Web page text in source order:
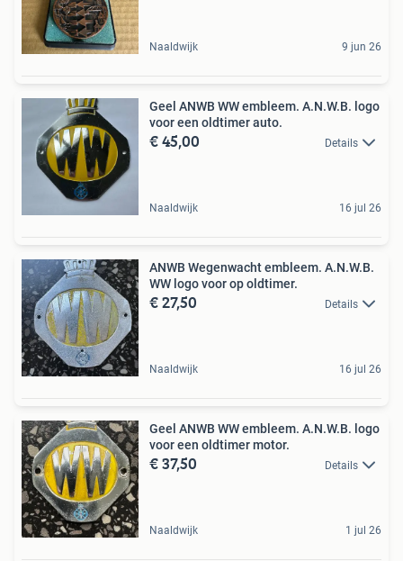
Naaldwijk 9 jun 26
Geel ANWB WW embleem. A.N.W.B. logo
voor een oldtimer auto.
€ 45,00 Details
Naaldwijk 16 jul 26
ANWB Wegenwacht embleem. A.N.W.B.
WW logo voor op oldtimer.
€ 27,50 Details
Naaldwijk 16 jul 26
Geel ANWB WW embleem. A.N.W.B. logo
voor een oldtimer motor.
€ 37,50 Details
Naaldwijk 1 jul 26